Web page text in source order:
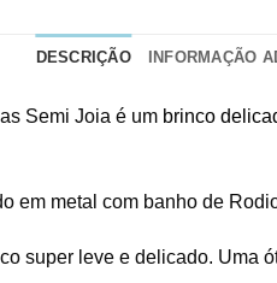
DESCRIÇÃO INFORMAÇÃO
Semi Joia é um brinco
em metal com banho de
super leve e delicado. Uma